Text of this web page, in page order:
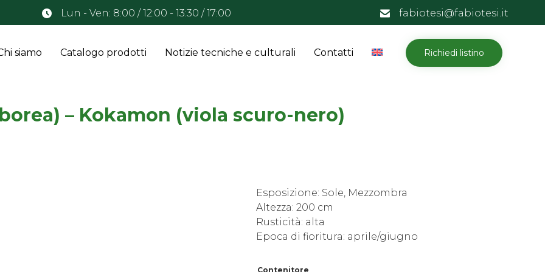
Lun - Ven: 8:00 / 12:00 - 13:30 / 17:00 fabiotesi@fabiotesi.it
Skip
to
siamo Catalogo prodotti Notizie tecniche e culturali Contatti Richiedi listino
– Kokamon (viola scuro-nero)
Esposizione: Sole, Mezzombra
Altezza: 200 cm
Rusticità: alta
Epoca di fioritura: aprile/giugno
Contenitore